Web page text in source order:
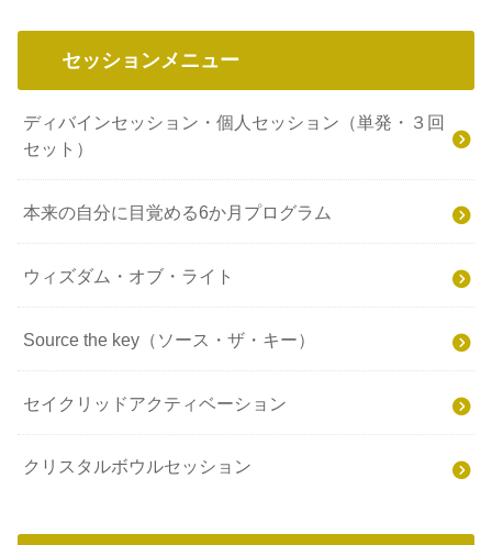
セッションメニュー
ディバインセッション・個人セッション（単発・３回
セット）
本来の自分に目覚める6か月プログラム
ウィズダム・オブ・ライト
Source the key（ソース・ザ・キー）
セイクリッドアクティベーション
クリスタルボウルセッション